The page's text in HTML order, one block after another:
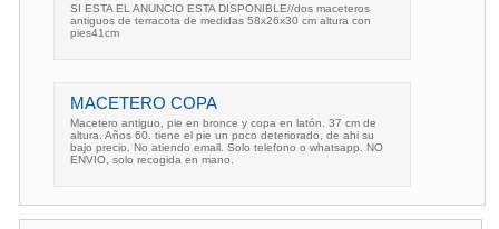
SI ESTA EL ANUNCIO ESTA DISPONIBLE//dos maceteros
antiguos de terracota de medidas 58x26x30 cm altura con
pies41cm
MACETERO COPA
Macetero antiguo, pie en bronce y copa en latón. 37 cm de
altura. Años 60. tiene el pie un poco deteriorado, de ahi su
bajo precio. No atiendo email. Solo telefono o whatsapp. NO
ENVIO, solo recogida en mano.